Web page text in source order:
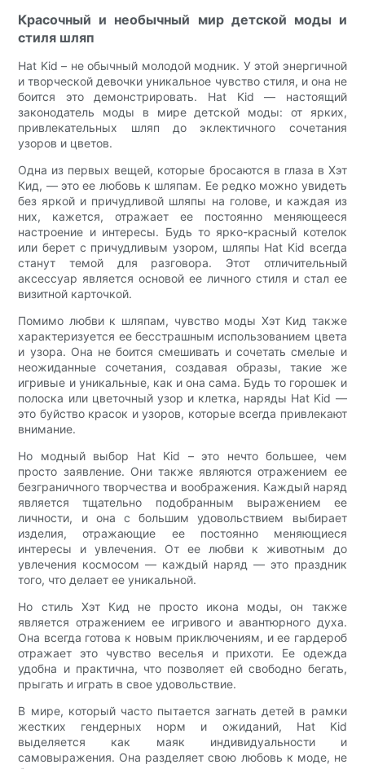
Красочный и необычный мир детской моды и
стиля шляп
Hat Kid – не обычный молодой модник. У этой энергичной
и творческой девочки уникальное чувство стиля, и она не
боится это демонстрировать. Hat Kid — настоящий
законодатель моды в мире детской моды: от ярких,
привлекательных шляп до эклектичного сочетания
узоров и цветов.
Одна из первых вещей, которые бросаются в глаза в Хэт
Кид, — это ее любовь к шляпам. Ее редко можно увидеть
без яркой и причудливой шляпы на голове, и каждая из
них, кажется, отражает ее постоянно меняющееся
настроение и интересы. Будь то ярко-красный котелок
или берет с причудливым узором, шляпы Hat Kid всегда
станут темой для разговора. Этот отличительный
аксессуар является основой ее личного стиля и стал ее
визитной карточкой.
Помимо любви к шляпам, чувство моды Хэт Кид также
характеризуется ее бесстрашным использованием цвета
и узора. Она не боится смешивать и сочетать смелые и
неожиданные сочетания, создавая образы, такие же
игривые и уникальные, как и она сама. Будь то горошек и
полоска или цветочный узор и клетка, наряды Hat Kid —
это буйство красок и узоров, которые всегда привлекают
внимание.
Но модный выбор Hat Kid – это нечто большее, чем
просто заявление. Они также являются отражением ее
безграничного творчества и воображения. Каждый наряд
является тщательно подобранным выражением ее
личности, и она с большим удовольствием выбирает
изделия, отражающие ее постоянно меняющиеся
интересы и увлечения. От ее любви к животным до
увлечения космосом — каждый наряд — это праздник
того, что делает ее уникальной.
Но стиль Хэт Кид не просто икона моды, он также
является отражением ее игривого и авантюрного духа.
Она всегда готова к новым приключениям, и ее гардероб
отражает это чувство веселья и прихоти. Ее одежда
удобна и практична, что позволяет ей свободно бегать,
прыгать и играть в свое удовольствие.
В мире, который часто пытается загнать детей в рамки
жестких гендерных норм и ожиданий, Hat Kid
выделяется как маяк индивидуальности и
самовыражения. Она разделяет свою любовь к моде, не